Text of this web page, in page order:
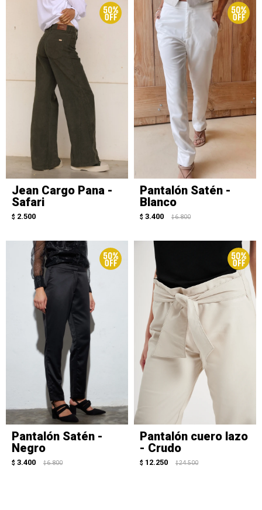
Jean Cargo Pana -
Safari
$ 2.500
Pantalón Satén -
Blanco
$ 3.400 $ 6.800
Pantalón Satén -
Negro
$ 3.400 $ 6.800
Pantalón cuero lazo
- Crudo
$ 12.250 $ 24.500